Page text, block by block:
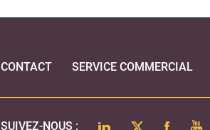
CONTACT SERVICE COMMERCIAL
SUIVEZ-NOUS : LINKEDINTWITTER